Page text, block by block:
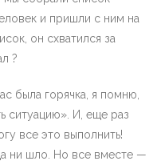
и пришли с ним на
он схватился за
?
была горячка, я помню,
ситуацию». И, еще раз
все это выполнить!
ни шло. Но все вместе —